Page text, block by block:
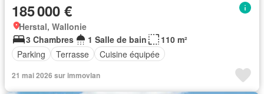
185 000 €
Herstal, Wallonie
3 Chambres
1 Salle de bain
110 m²
Parking
Terrasse Cuisine équipée
21 mai 2026 sur immovlan